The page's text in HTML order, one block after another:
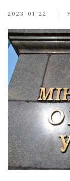
2023-01-22